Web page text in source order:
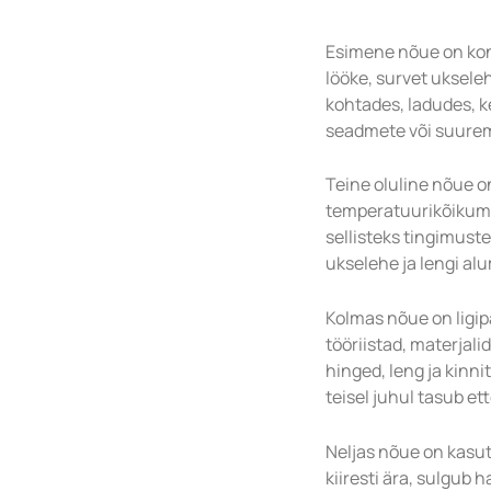
Esimene nõue on
lööke, survet
kohtades, ladudes,
seadmete või
Teine oluline nõue
sellisteks
ukselehe ja lengi
Kolmas nõue on
tööriistad,
hinged, leng ja
teisel juhul tasub
Neljas nõue on
kiiresti ära, sulgub